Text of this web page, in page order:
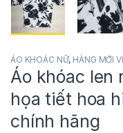
ÁO KHOÁC NỮ, HÀNG MỚI
Áo khóac len
họa tiết hoa
chính hãng